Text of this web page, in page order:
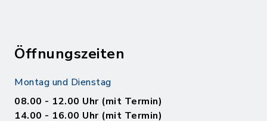
Öffnungszeiten
Montag und Dienstag
08.00 - 12.00 Uhr (mit Termin)
14.00 - 16.00 Uhr (mit Termin)